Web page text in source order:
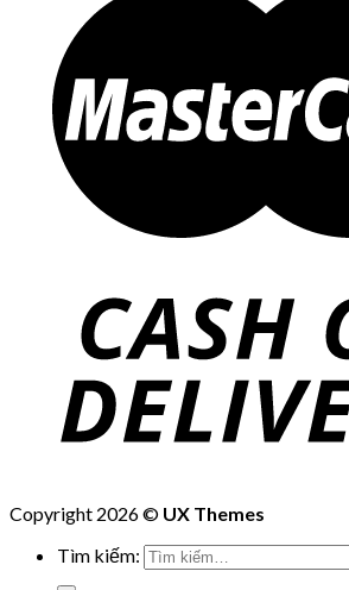
Copyright 2026 © UX Themes
Tìm kiếm: